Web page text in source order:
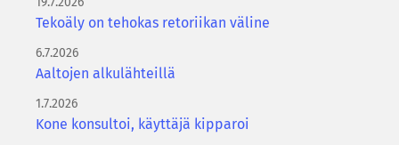
Tekoäly on tehokas retoriikan väline
6.7.2026
Aaltojen alkulähteillä
1.7.2026
Kone konsultoi, käyttäjä kipparoi